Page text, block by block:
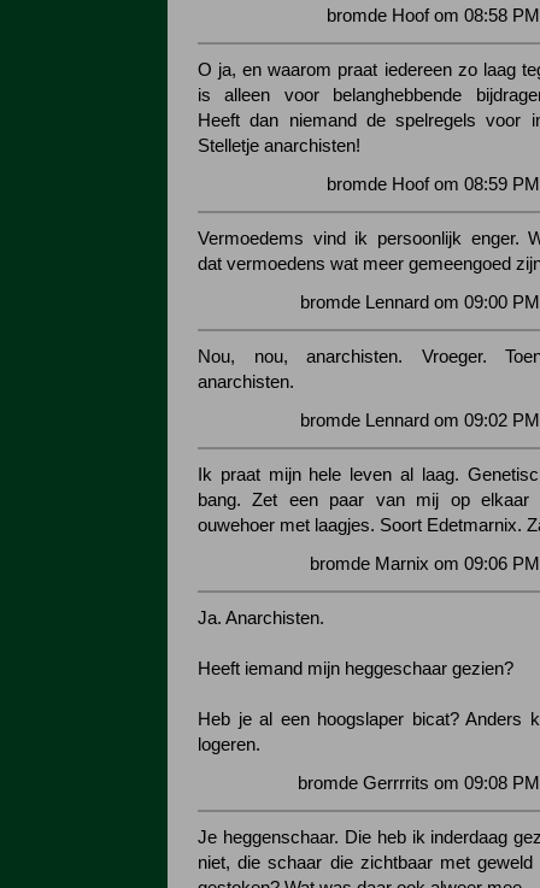
bromde Hoof om 08:58
O ja, en waarom praat iedereen zo laag
is alleen voor belanghebbende
Heeft dan niemand de spelregels voor
Stelletje anarchisten!
bromde Hoof om 08:59
Vermoedems vind ik persoonlijk enger.
dat vermoedens wat meer gemeengoed
bromde Lennard om 09:00
Nou, nou, anarchisten. Vroeger.
anarchisten.
bromde Lennard om 09:02
Ik praat mijn hele leven al laag.
bang. Zet een paar van mij op
ouwehoer met laagjes. Soort Edetmarnix.
bromde Marnix om 09:06
Ja. Anarchisten.
Heeft iemand mijn heggeschaar gezien?
Heb je al een hoogslaper bicat? Anders
logeren.
bromde Gerrrrits om 09:08
Je heggenschaar. Die heb ik inderdaag
niet, die schaar die zichtbaar met